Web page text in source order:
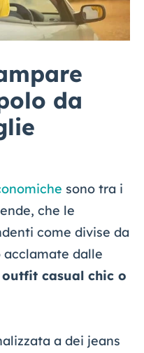
da
sono tra i
che le
come divise da
acclamate dalle
outfit casual chic o
a dei jeans